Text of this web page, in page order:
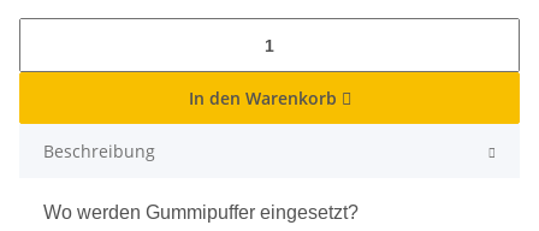
In den Warenkorb
Beschreibung
Wo werden Gummipuffer eingesetzt?